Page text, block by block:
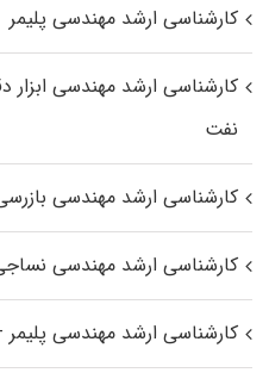
کارشناسی ارشد مهندسی پلیمر
کارشناسی ارشد مهندسی ابزار
نفت
کارشناسی ارشد مهندسی
کارشناسی ارشد مهندسی
کارشناسی ارشد مهندسی